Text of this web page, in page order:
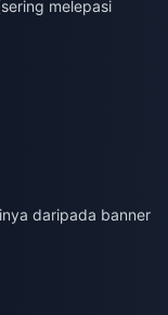
melepasi
daripada banner